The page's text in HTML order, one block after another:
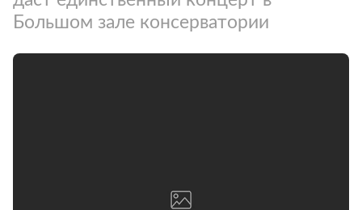
Большом зале консерватории